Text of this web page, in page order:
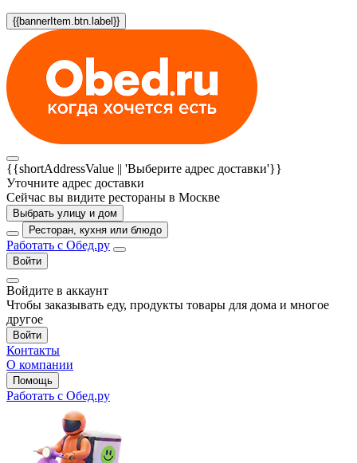
{{bannerItem.btn.label}}
{{shortAddressValue || 'Выберите адрес доставки'}}
Уточните адрес доставки
Сейчас вы видите рестораны в Москве
Выбрать улицу и дом
Ресторан, кухня или блюдо
Работать с Обед.ру
Войти
Войдите в аккаунт
Чтобы заказывать еду, продукты товары для дома и многое
другое
Войти
Контакты
О компании
Помощь
Работать с Обед.ру